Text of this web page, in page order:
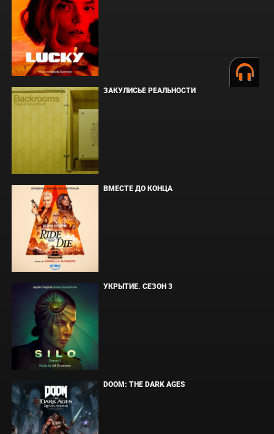
ЗАКУЛИСЬЕ РЕАЛЬНОСТИ
ВМЕСТЕ ДО КОНЦА
УКРЫТИЕ. СЕЗОН 3
DOOM: THE DARK AGES